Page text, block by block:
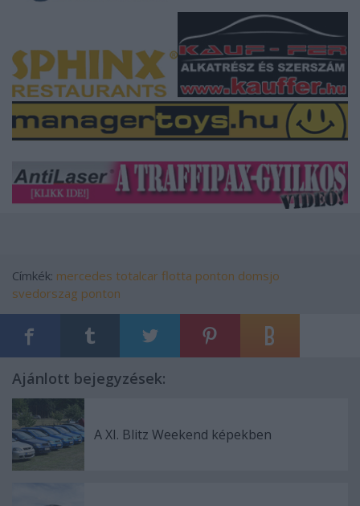
Címkék: mercedes totalcar flotta ponton domsjo
svedorszag ponton
Ajánlott bejegyzések:
A XI. Blitz Weekend képekben